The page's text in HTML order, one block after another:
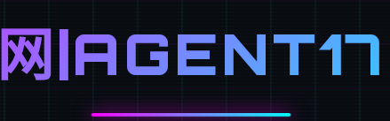
网|AGENT17